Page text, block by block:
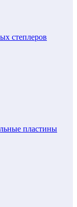
степлеров
пластины